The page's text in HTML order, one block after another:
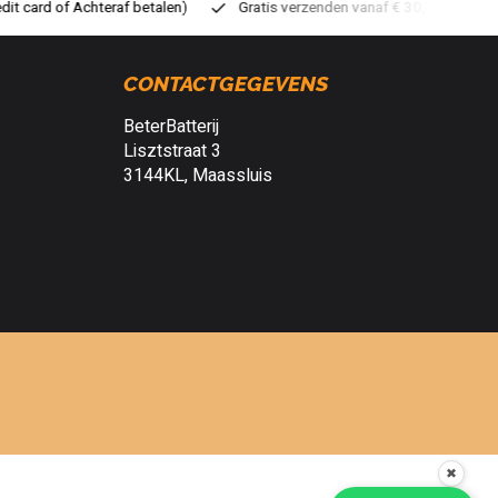
verzenden vanaf € 30,- (NL) Verzendkosten € 2,95 (NL)
CONTACTGEGEVENS
BeterBatterij
Lisztstraat 3
3144KL, Maassluis
✖